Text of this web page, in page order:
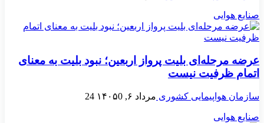
صنایع هوایی
عرضه مرحله‌ای بلیت پرواز اربعین؛ نبود بلیت به معنای
اتمام ظرفیت نیست
سازمان هواپیمایی کشوری مرداد ۶, ۱۴۰۵ 0
24
صنایع هوایی